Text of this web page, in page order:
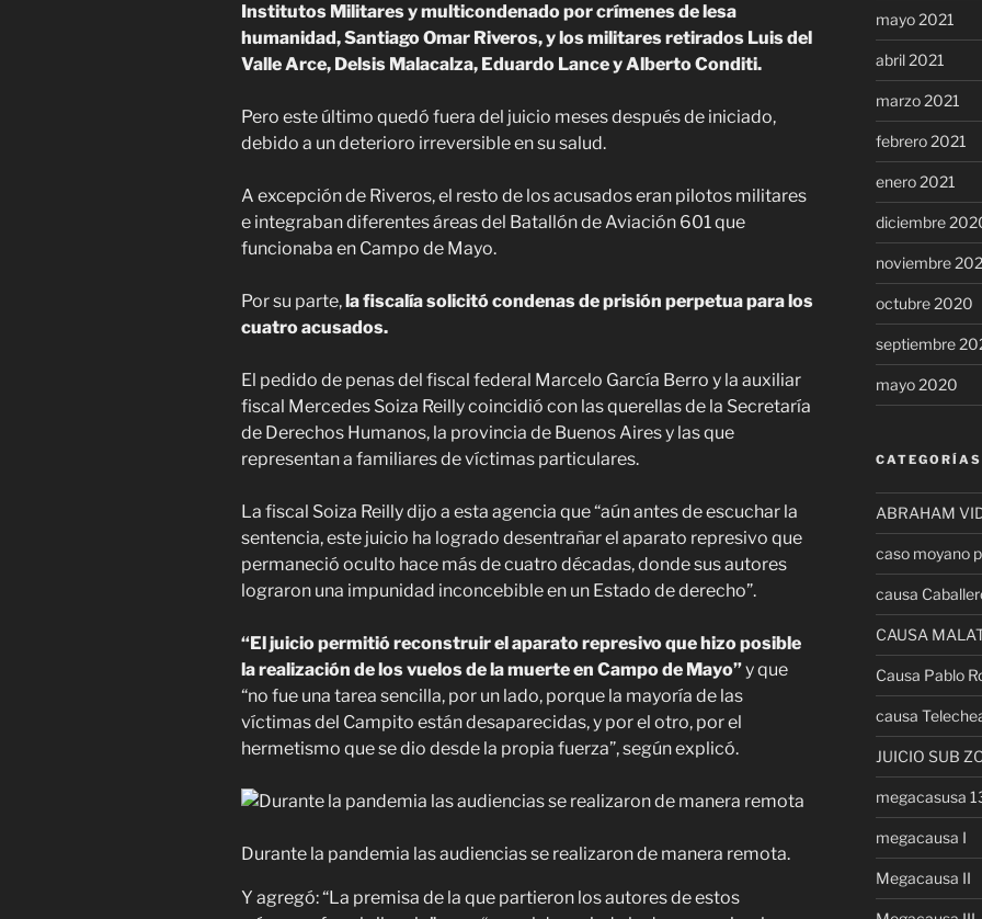
Institutos Militares y multicondenado por crímenes de lesa
humanidad, Santiago Omar Riveros, y los militares retirados Luis del
Valle Arce, Delsis Malacalza, Eduardo Lance y Alberto Conditi.
Pero este último quedó fuera del juicio meses después de iniciado,
debido a un deterioro irreversible en su salud.
A excepción de Riveros, el resto de los acusados eran pilotos militares
e integraban diferentes áreas del Batallón de Aviación 601 que
funcionaba en Campo de Mayo.
Por su parte, la fiscalía solicitó condenas de prisión perpetua para los
cuatro acusados.
El pedido de penas del fiscal federal Marcelo García Berro y la auxiliar
fiscal Mercedes Soiza Reilly coincidió con las querellas de la Secretaría
de Derechos Humanos, la provincia de Buenos Aires y las que
representan a familiares de víctimas particulares.
La fiscal Soiza Reilly dijo a esta agencia que “aún antes de escuchar la
sentencia, este juicio ha logrado desentrañar el aparato represivo que
permaneció oculto hace más de cuatro décadas, donde sus autores
lograron una impunidad inconcebible en un Estado de derecho”.
“El juicio permitió reconstruir el aparato represivo que hizo posible
la realización de los vuelos de la muerte en Campo de Mayo”y que
“no fue una tarea sencilla, por un lado, porque la mayoría de las
víctimas del Campito están desaparecidas, y por el otro, por el
hermetismo que se dio desde la propia fuerza”, según explicó.
Durante la pandemia las audiencias se realizaron de manera remota.
Y agregó: “La premisa de la que partieron los autores de estos
mayo 2021
abril 2021
marzo 2021
febrero 2021
enero 2021
diciembre
noviembre
octubre 2020
septiembre
mayo 2020
CATEGORÍAS
ABRAHAM
caso moyano
causa
CAUSA
Causa Pablo
causa
JUICIO SUB
megacasusa
megacausa I
Megacausa II